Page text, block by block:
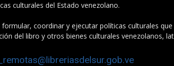
culturales del Estado venezolano.
coordinar y ejecutar políticas culturales
del libro y otros bienes culturales venezolanos,